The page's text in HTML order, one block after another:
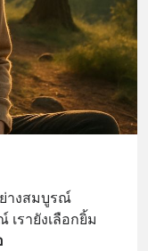
างสมบูรณ์
รายังเลือกยิ้ม